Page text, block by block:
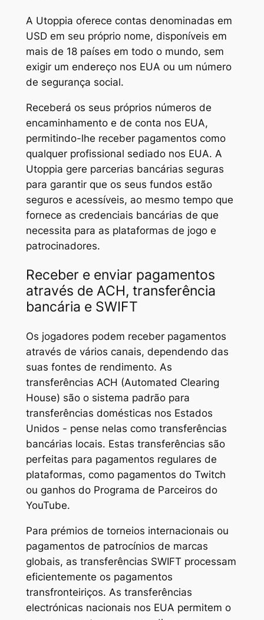
A Utoppia oferece contas denominadas em
USD em seu próprio nome, disponíveis em
mais de 18 países em todo o mundo, sem
exigir um endereço nos EUA ou um número
de segurança social.
Receberá os seus próprios números de
encaminhamento e de conta nos EUA,
permitindo-lhe receber pagamentos como
qualquer profissional sediado nos EUA. A
Utoppia gere parcerias bancárias seguras
para garantir que os seus fundos estão
seguros e acessíveis, ao mesmo tempo que
fornece as credenciais bancárias de que
necessita para as plataformas de jogo e
patrocinadores.
Receber e enviar pagamentos
através de ACH, transferência
bancária e SWIFT
Os jogadores podem receber pagamentos
através de vários canais, dependendo das
suas fontes de rendimento. As
transferências ACH (Automated Clearing
House) são o sistema padrão para
transferências domésticas nos Estados
Unidos - pense nelas como transferências
bancárias locais. Estas transferências são
perfeitas para pagamentos regulares de
plataformas, como pagamentos do Twitch
ou ganhos do Programa de Parceiros do
YouTube.
Para prémios de torneios internacionais ou
pagamentos de patrocínios de marcas
globais, as transferências SWIFT processam
eficientemente os pagamentos
transfronteiriços. As transferências
electrónicas nacionais nos EUA permitem o